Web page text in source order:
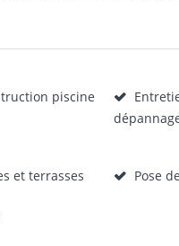
piscine
et terrasses Pose